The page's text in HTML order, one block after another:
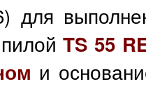
для
пилойTS 55
и